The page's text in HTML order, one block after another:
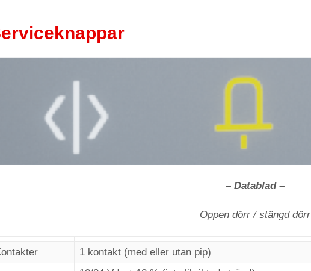
– Datablad –
Öppen dörr / stängd dörr
1 kontakt (med eller utan pip)